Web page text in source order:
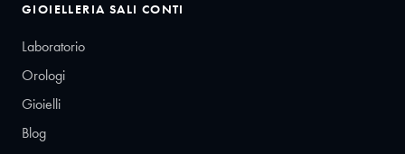
GIOIELLERIA SALI CONTI
Laboratorio
Orologi
Gioielli
Blog